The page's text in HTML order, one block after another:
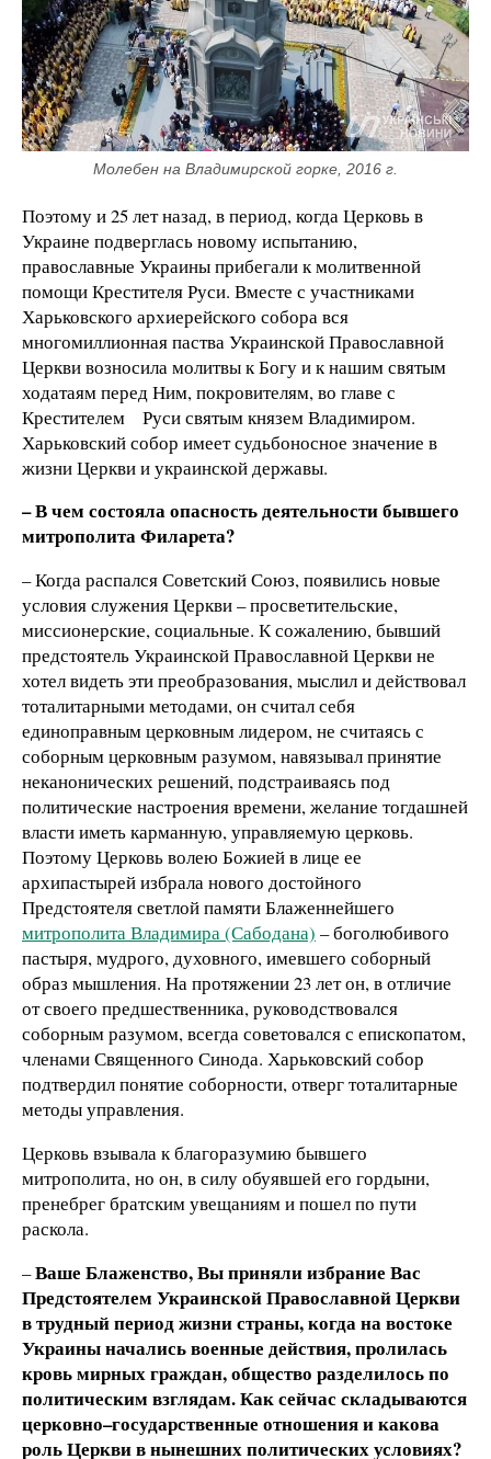
Молебен на Владимирской горке, 2016 г.
Поэтому и 25 лет назад, в период, когда Церковь в
Украине подверглась новому испытанию,
православные Украины прибегали к молитвенной
помощи Крестителя Руси. Вместе с участниками
Харьковского архиерейского собора вся
многомиллионная паства Украинской Православной
Церкви возносила молитвы к Богу и к нашим святым
ходатаям перед Ним, покровителям, во главе с
Крестителем Руси святым князем Владимиром.
Харьковский собор имеет судьбоносное значение в
жизни Церкви и украинской державы.
– В чем состояла опасность деятельности бывшего
митрополита Филарета?
– Когда распался Советский Союз, появились новые
условия служения Церкви – просветительские,
миссионерские, социальные. К сожалению, бывший
предстоятель Украинской Православной Церкви не
хотел видеть эти преобразования, мыслил и действовал
тоталитарными методами, он считал себя
единоправным церковным лидером, не считаясь с
соборным церковным разумом, навязывал принятие
неканонических решений, подстраиваясь под
политические настроения времени, желание тогдашней
власти иметь карманную, управляемую церковь.
Поэтому Церковь волею Божией в лице ее
архипастырей избрала нового достойного
Предстоятеля светлой памяти Блаженнейшего
митрополита Владимира (Сабодана) – боголюбивого
пастыря, мудрого, духовного, имевшего соборный
образ мышления. На протяжении 23 лет он, в отличие
от своего предшественника, руководствовался
соборным разумом, всегда советовался с епископатом,
членами Священного Синода. Харьковский собор
подтвердил понятие соборности, отверг тоталитарные
методы управления.
Церковь взывала к благоразумию бывшего
митрополита, но он, в силу обуявшей его гордыни,
пренебрег братским увещаниям и пошел по пути
раскола.
–Ваше Блаженство, Вы приняли избрание Вас
Предстоятелем Украинской Православной Церкви
в трудный период жизни страны, когда на востоке
Украины начались военные действия, пролилась
кровь мирных граждан, общество разделилось по
политическим взглядам. Как сейчас складываются
церковно–государственные отношения и какова
роль Церкви в нынешних политических условиях?